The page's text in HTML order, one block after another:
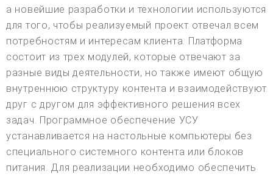
а новейшие разработки и технологии используются
для того, чтобы реализуемый проект отвечал всем
потребностям и интересам клиента. Платформа
состоит из трех модулей, которые отвечают за
разные виды деятельности, но также имеют общую
внутреннюю структуру контента и взаимодействуют
друг с другом для эффективного решения всех
задач. Программное обеспечение УСУ
устанавливается на настольные компьютеры без
специального системного контента или блоков
питания. Для реализации необходимо обеспечить